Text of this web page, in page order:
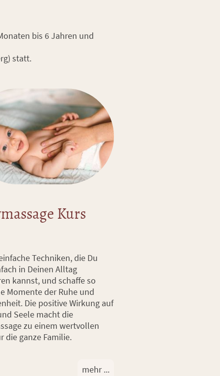
bis 6 Jahren und
statt.
Kurs
Techniken, die Du
in Deinen Alltag
kannst, und schaffe so
Momente der Ruhe und
Die positive Wirkung auf
Seele macht die
zu einem wertvollen
die ganze Familie.
mehr ...